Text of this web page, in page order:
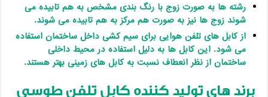
رشته ها به صورت زوج با رنگ بندی مشخص به هم تابیده می
شوند زوج ها نیز به صورت هم مرکز به هم تابیده می شوند.
از کابل های تلفن هوایی برای سیم کشی داخل ساختمان استفاده
می شود. این کابل ها به دلیل استفاده در محیط داخلی
ساختمان از نظر انعطاف نسبت به کابل های زمینی بهتر هستند.
برند های تولید کننده کابل تلفن طوسی